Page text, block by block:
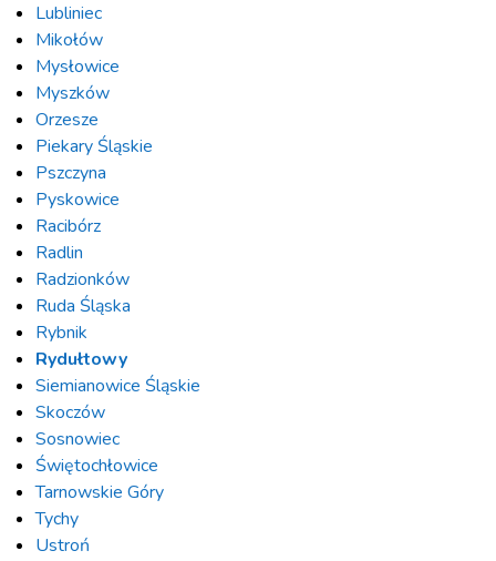
Lubliniec
Mikołów
Mysłowice
Myszków
Orzesze
Piekary Śląskie
Pszczyna
Pyskowice
Racibórz
Radlin
Radzionków
Ruda Śląska
Rybnik
Rydułtowy
Siemianowice Śląskie
Skoczów
Sosnowiec
Świętochłowice
Tarnowskie Góry
Tychy
Ustroń